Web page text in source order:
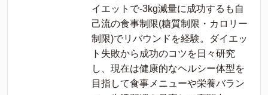
イエットで-3kg減量に成功するも自
己流の食事制限(糖質制限・カロリー
制限)でリバウンドを経験。ダイエッ
ト失敗から成功のコツを日々研究
し、現在は健康的なヘルシー体型を
目指して食事メニューや栄養バラン